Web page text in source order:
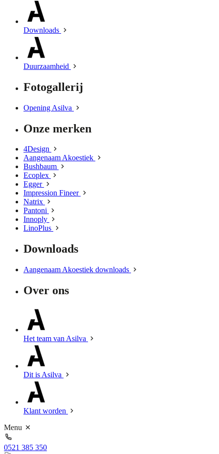
Downloads
Duurzaamheid
Fotogallerij
Opening Asilva
Onze merken
4Design
Aangenaam Akoestiek
Bushbaum
Ecoplex
Egger
Impression Fineer
Natrix
Pantoni
Innoply
LinoPlus
Downloads
Aangenaam Akoestiek downloads
Over ons
Het team van Asilva
Dit is Asilva
Klant worden
Menu
0521 385 350